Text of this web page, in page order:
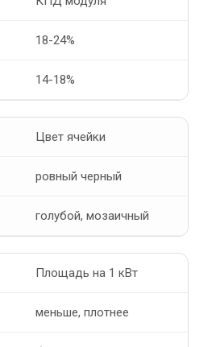
18-24%
14-18%
Цвет ячейки
ровный черный
голубой, мозаичный
Площадь на 1 кВт
меньше, плотнее